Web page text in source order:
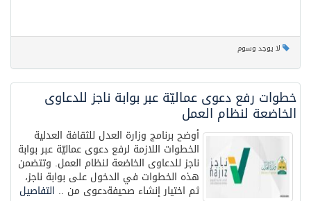
لا يوجد وسوم
خطوات رفع دعوى عماليّة عبر بوابة ناجز للدعاوى
الخاضعة لنظام العمل
أوضح برنامج وزارة العدل للثقافة العدلية
الخطوات اللازمة لرفع دعوى عماليّة عبر بوابة
ناجز للدعاوى الخاضعة لنظام العمل. وتتضمن
هذه الخطوات في الدخول على بوابة ناجز،
ثم اختيار إنشاء صحيفةدعوى من .. التفاصيل